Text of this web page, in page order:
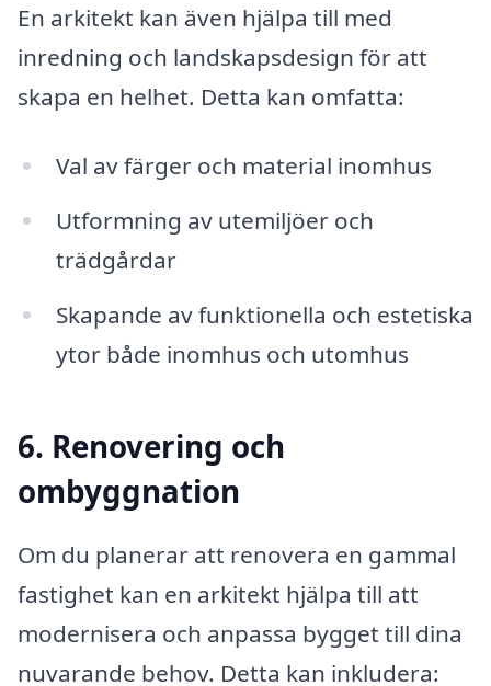
En arkitekt kan även hjälpa till med
inredning och landskapsdesign för att
skapa en helhet. Detta kan omfatta:
Val av färger och material inomhus
Utformning av utemiljöer och
trädgårdar
Skapande av funktionella och estetiska
ytor både inomhus och utomhus
6. Renovering och
ombyggnation
Om du planerar att renovera en gammal
fastighet kan en arkitekt hjälpa till att
modernisera och anpassa bygget till dina
nuvarande behov. Detta kan inkludera: